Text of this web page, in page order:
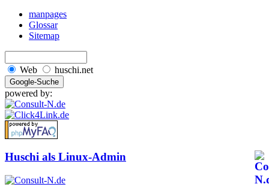
manpages
Glossar
Sitemap
Web huschi.net
powered by:
Huschi als Linux-Admin